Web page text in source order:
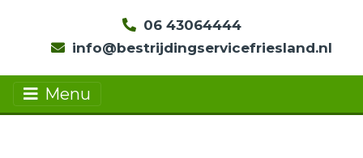
06 43064444
info@bestrijdingservicefriesland.nl
Menu